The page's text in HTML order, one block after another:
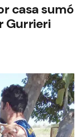
casa sumó
Gurrieri